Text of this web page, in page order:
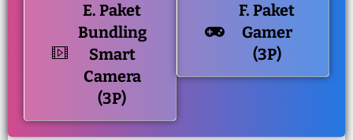
E. Paket
Bundling
Smart
Camera
(3P)
F. Paket
Gamer
(3P)